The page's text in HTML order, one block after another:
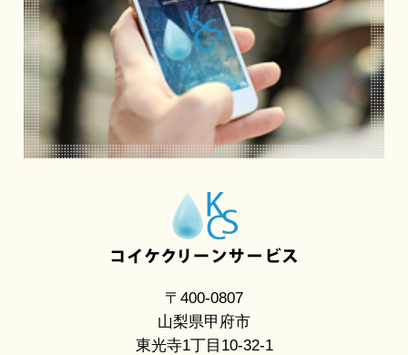
〒400-0807
山梨県甲府市
東光寺1丁目10-32-1